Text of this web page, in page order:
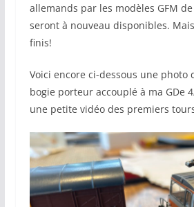
allemands par les modèles GFM de
seront à nouveau disponibles.
finis!
Voici encore ci-dessous une photo
bogie porteur accouplé à ma GDe
une petite vidéo des premiers